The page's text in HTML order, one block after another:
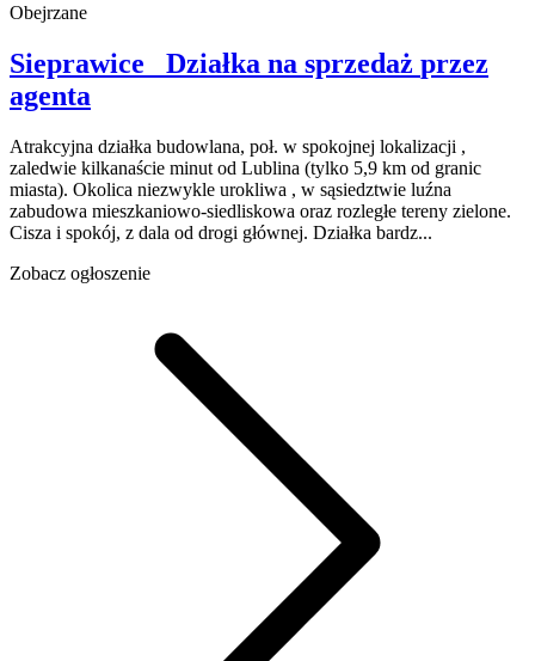
Obejrzane
Sieprawice Działka na sprzedaż przez
agenta
Atrakcyjna działka budowlana, poł. w spokojnej lokalizacji ,
zaledwie kilkanaście minut od Lublina (tylko 5,9 km od granic
miasta). Okolica niezwykle urokliwa , w sąsiedztwie luźna
zabudowa mieszkaniowo-siedliskowa oraz rozległe tereny zielone.
Cisza i spokój, z dala od drogi głównej. Działka bardz...
Zobacz ogłoszenie